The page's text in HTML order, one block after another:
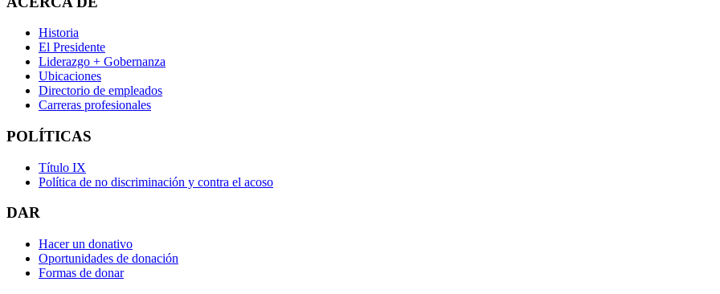
Historia
El Presidente
Liderazgo + Gobernanza
Ubicaciones
Directorio de empleados
Carreras profesionales
POLÍTICAS
Título IX
Política de no discriminación y contra el acoso
DAR
Hacer un donativo
Oportunidades de donación
Formas de donar